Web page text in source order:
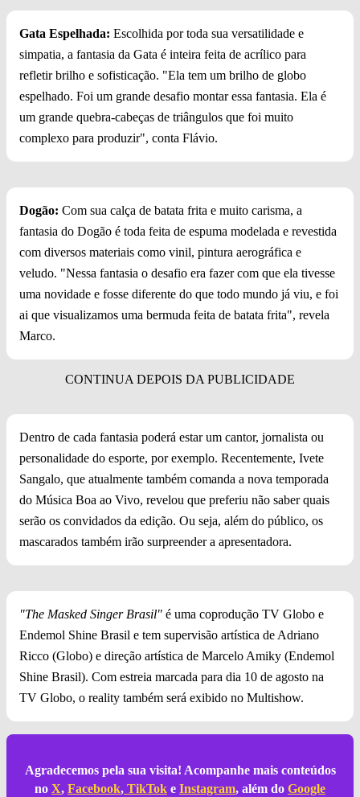
Gata Espelhada: Escolhida por toda sua versatilidade e
simpatia, a fantasia da Gata é inteira feita de acrílico para
refletir brilho e sofisticação. "Ela tem um brilho de globo
espelhado. Foi um grande desafio montar essa fantasia. Ela é
um grande quebra-cabeças de triângulos que foi muito
complexo para produzir", conta Flávio.
Dogão: Com sua calça de batata frita e muito carisma, a
fantasia do Dogão é toda feita de espuma modelada e revestida
com diversos materiais como vinil, pintura aerográfica e
veludo. "Nessa fantasia o desafio era fazer com que ela tivesse
uma novidade e fosse diferente do que todo mundo já viu, e foi
ai que visualizamos uma bermuda feita de batata frita", revela
Marco.
Dentro de cada fantasia poderá estar um cantor, jornalista ou
personalidade do esporte, por exemplo. Recentemente, Ivete
Sangalo, que atualmente também comanda a nova temporada
do Música Boa ao Vivo, revelou que preferiu não saber quais
serão os convidados da edição. Ou seja, além do público, os
mascarados também irão surpreender a apresentadora.
"The Masked Singer Brasil" é uma coprodução TV Globo e
Endemol Shine Brasil e tem supervisão artística de Adriano
Ricco (Globo) e direção artística de Marcelo Amiky (Endemol
Shine Brasil). Com estreia marcada para dia 10 de agosto na
TV Globo, o reality também será exibido no Multishow.
Agradecemos pela sua visita! Acompanhe mais conteúdos
no X, Facebook, TikTok e Instagram, além do Google